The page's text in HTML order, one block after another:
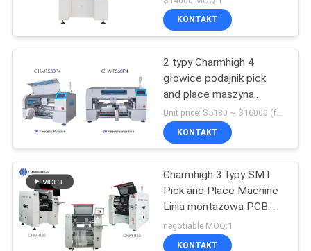
SMD Maszyna Pick
and Place
Linia montażowa
PCB
głowic
KONTAKT
2 typy Charmhigh 4
głowice podajnik pick
and place maszyna
CHMT530P4 +
CHMT560P4
Unit price: $5180 ~ $16000 (feeders need to buy separately) MOQ:1
KONTAKT
Charmhigh 3 typy SMT
Pick and Place Machine
Linia montażowa PCB
BGA 0201
negotiable MOQ:1
KONTAKT